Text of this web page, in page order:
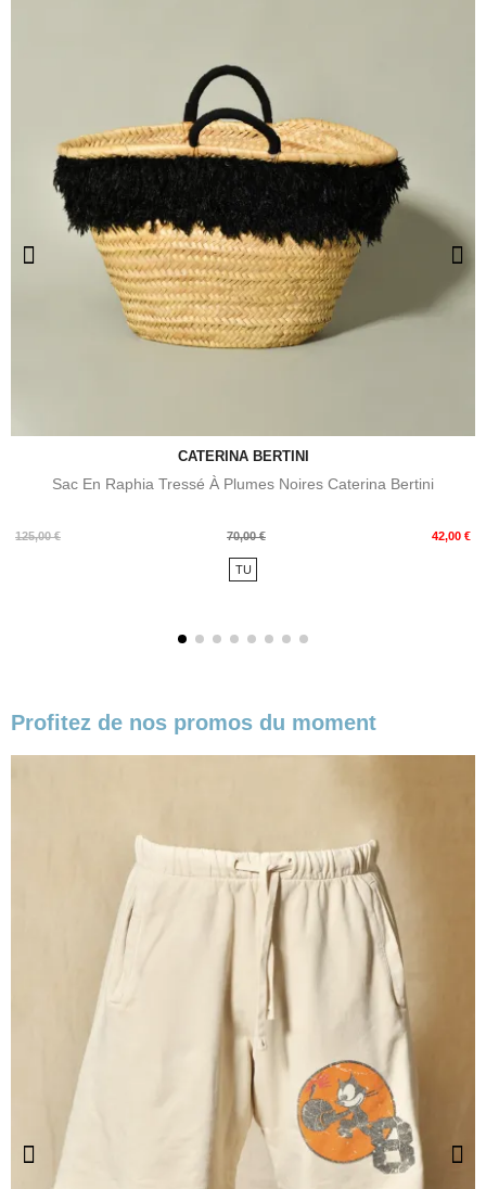
CATERINA BERTINI
Sac En Raphia Tressé À Plumes Noires Caterina Bertini
125,00 €
Prix
70,00 € 42,00 €
Prix
TU
Profitez de nos promos du moment